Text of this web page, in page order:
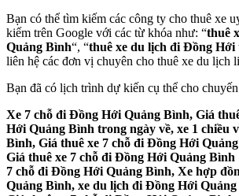
Bạn có thể tìm kiếm các công ty cho thuê xe
kiếm trên Google với các từ khóa như: “thuê
Quảng Bình“, “thuê xe du lịch đi Đồng Hới
liên hệ các đơn vị chuyên cho thuê xe du lịch
Bạn đã có lịch trình dự kiến cụ thể cho
Xe 7 chỗ đi Đồng Hới Quảng Bình, Giá
Hới Quảng Bình trong ngày về, xe 1 chiều
Bình, Giá thuê xe 7 chỗ đi Đồng Hới
Giá thuê xe 7 chỗ đi Đồng Hới Quảng Bình
7 chỗ đi Đồng Hới Quảng Bình, Xe hợp
Quảng Bình, xe du lịch đi Đồng Hới